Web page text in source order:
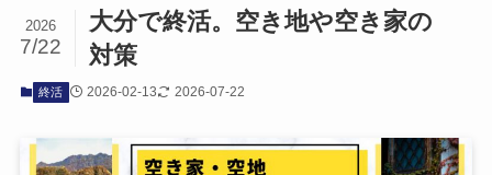
大分で​終活。​空き​地や​空き家の​
対策
2026
7/22
終活 2026-02-13 2026-07-22